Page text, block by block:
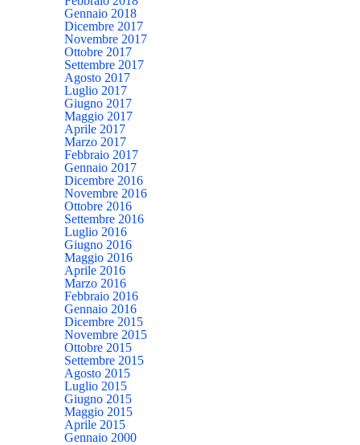
Gennaio 2018
Dicembre 2017
Novembre 2017
Ottobre 2017
Settembre 2017
Agosto 2017
Luglio 2017
Giugno 2017
Maggio 2017
Aprile 2017
Marzo 2017
Febbraio 2017
Gennaio 2017
Dicembre 2016
Novembre 2016
Ottobre 2016
Settembre 2016
Luglio 2016
Giugno 2016
Maggio 2016
Aprile 2016
Marzo 2016
Febbraio 2016
Gennaio 2016
Dicembre 2015
Novembre 2015
Ottobre 2015
Settembre 2015
Agosto 2015
Luglio 2015
Giugno 2015
Maggio 2015
Aprile 2015
Gennaio 2000